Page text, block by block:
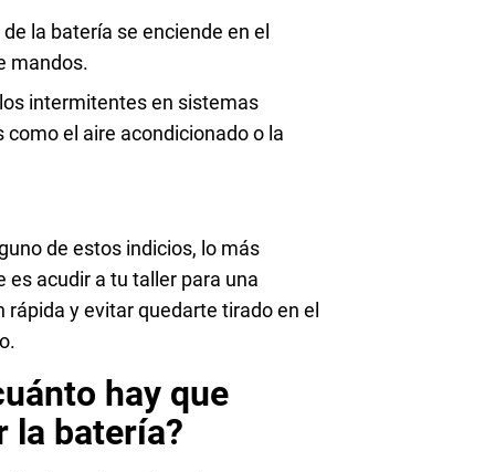
la batería se enciende en el
mandos.
intermitentes en sistemas
como el aire acondicionado o la
de estos indicios, lo más
es acudir a tu taller para una
rápida y evitar quedarte tirado en el
hay que
la batería?